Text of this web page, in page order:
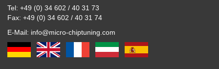
Tel: +49 (0) 34 602 / 40 31 73
Fax: +49 (0) 34 602 / 40 31 74
E-Mail: info@micro-chiptuning.com